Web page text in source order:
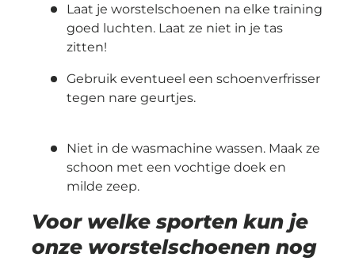
Laat je worstelschoenen na elke training
goed luchten. Laat ze niet in je tas
zitten!
Gebruik eventueel een schoenverfrisser
tegen nare geurtjes.
Niet in de wasmachine wassen. Maak ze
schoon met een vochtige doek en
milde zeep.
Voor welke sporten kun je
onze worstelschoenen nog